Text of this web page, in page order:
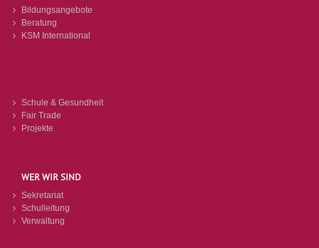
Bildungsangebote
Beratung
KSM International
Schule & Gesundheit
Fair Trade
Projekte
WER WIR SIND
Sekretariat
Schulleitung
Verwaltung